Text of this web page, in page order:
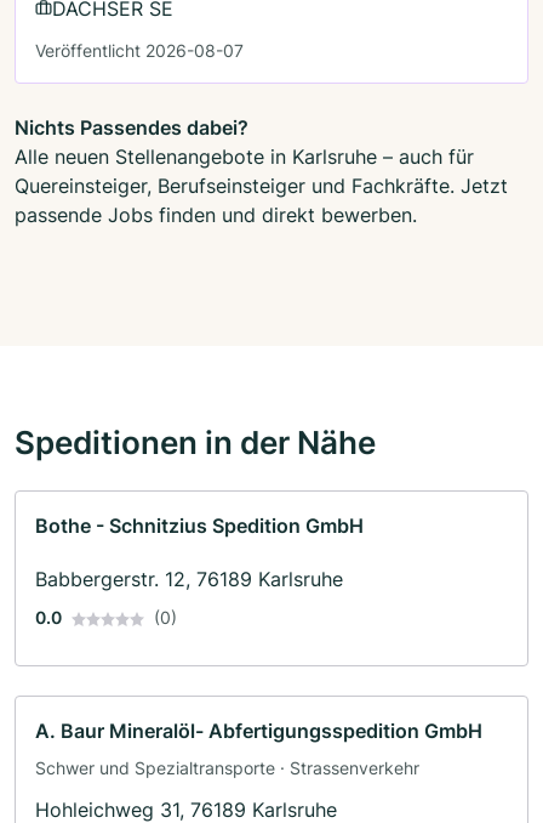
DACHSER SE
Veröffentlicht 2026-08-07
Nichts Passendes dabei?
Alle neuen Stellenangebote in Karlsruhe – auch für
Quereinsteiger, Berufseinsteiger und Fachkräfte. Jetzt
passende Jobs finden und direkt bewerben.
Speditionen in der Nähe
Bothe - Schnitzius Spedition GmbH
Babbergerstr. 12, 76189 Karlsruhe
0.0 (0)
A. Baur Mineralöl- Abfertigungsspedition GmbH
Schwer und Spezialtransporte · Strassenverkehr
Hohleichweg 31, 76189 Karlsruhe